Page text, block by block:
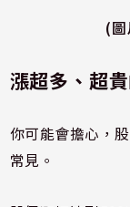
(
漲超多、超
你可能會擔心，
常見。